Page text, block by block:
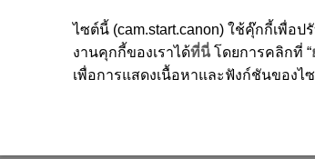
การถ่ายภา
ไซต์นี้ (cam.start.canon) ใช้คุ๊กกี้เพื่อ
งานคุกกี้ของเราได้ที่นี่โดยการคลิกที่ “
เพื่อการแสดงเนื้อหาและฟังก์ชันของไ